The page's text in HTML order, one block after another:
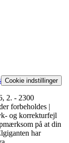
Cookie indstillinger
2. - 2300
forbeholdes |
og korrekturfejl
på at din
har